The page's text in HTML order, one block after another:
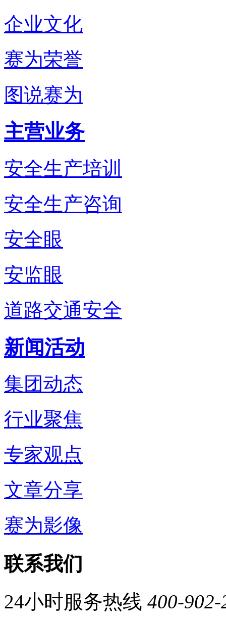
企业文化
赛为荣誉
图说赛为
主营业务
安全生产培训
安全生产咨询
安全眼
安监眼
道路交通安全
新闻活动
集团动态
行业聚焦
专家观点
文章分享
赛为影像
联系我们
24小时服务热线 400-902-